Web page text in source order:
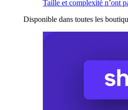
Taille et complexité n’ont
Disponible dans toutes les